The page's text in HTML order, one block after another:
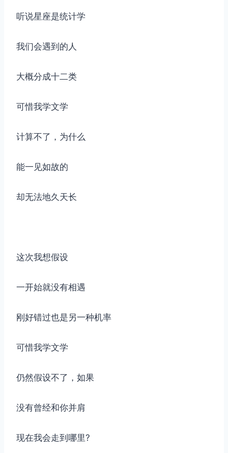
听说星座是统计学
我们会遇到的人
大概分成十二类
可惜我学文学
计算不了，为什么
能一见如故的
却无法地久天长
这次我想假设
一开始就没有相遇
刚好错过也是另一种机率
可惜我学文学
仍然假设不了，如果
没有曾经和你并肩
现在我会走到哪里?